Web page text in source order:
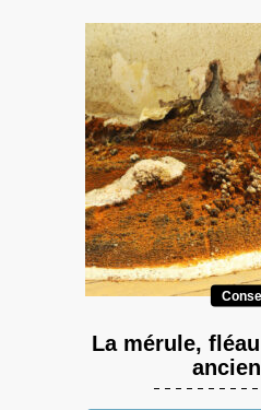
La mérule,